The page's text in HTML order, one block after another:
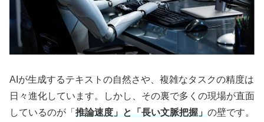
AIが生成するテキストの自然さや、複雑なタスクの精度は
日々進化しています。しかし、その裏で多くの現場が直面
しているのが「 推論速度」と「長い文脈把握」 の壁です。